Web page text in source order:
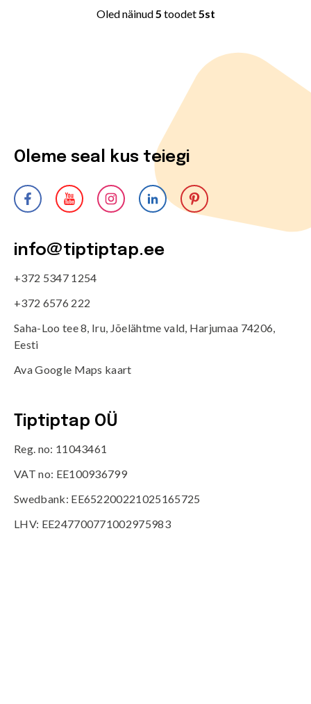
Oled näinud5 toodet5st
Oleme seal kus teiegi
info@tiptiptap.ee
+372 5347 1254
+372 6576 222
Saha-Loo tee 8, Iru, Jõelähtme vald, Harjumaa 74206,
Eesti
Ava Google Maps kaart
Tiptiptap OÜ
Reg. no: 11043461
VAT no: EE100936799
Swedbank: EE652200221025165725
LHV: EE247700771002975983